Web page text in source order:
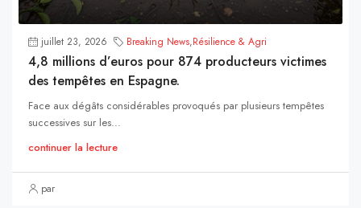
juillet 23, 2026 Breaking News,Résilience & Agri
4,8 millions d’euros pour 874 producteurs victimes
des tempêtes en Espagne.
Face aux dégâts considérables provoqués par plusieurs tempêtes
successives sur les...
continuer la lecture
par